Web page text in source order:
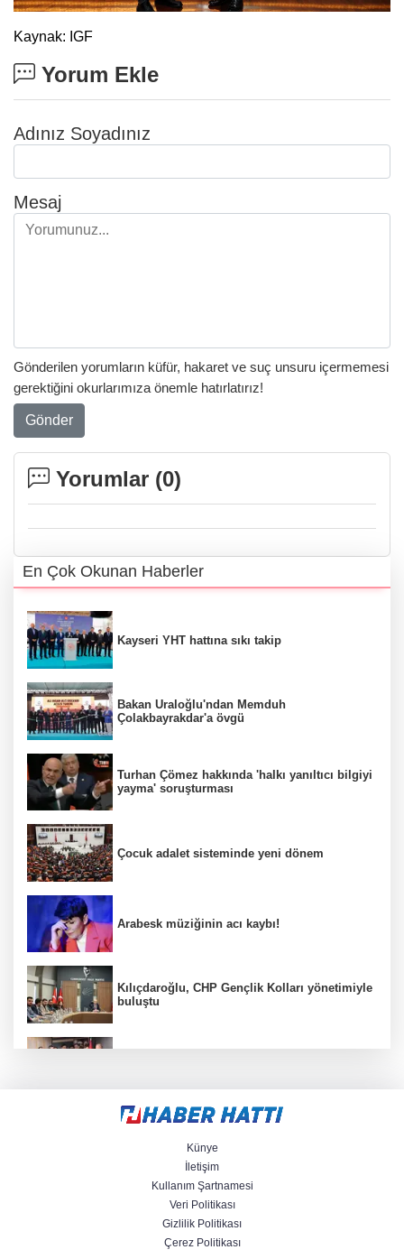
Kaynak: IGF
Yorum Ekle
Adınız Soyadınız
Mesaj
Gönderilen yorumların küfür, hakaret ve suç unsuru içermemesi
gerektiğini okurlarımıza önemle hatırlatırız!
Gönder
Yorumlar (0)
En Çok Okunan Haberler
Kayseri YHT hattına sıkı takip
Bakan Uraloğlu'ndan Memduh
Çolakbayrakdar'a övgü
Turhan Çömez hakkında 'halkı yanıltıcı bilgiyi
yayma' soruşturması
Çocuk adalet sisteminde yeni dönem
Arabesk müziğinin acı kaybı!
Kılıçdaroğlu, CHP Gençlik Kolları yönetimiyle
buluştu
görevden uzaklaştırıldı
Anadolu Otoyolu'nda kamyonet çekiciye
Künye
İletişim
Kullanım Şartnamesi
Veri Politikası
Gizlilik Politikası
Çerez Politikası